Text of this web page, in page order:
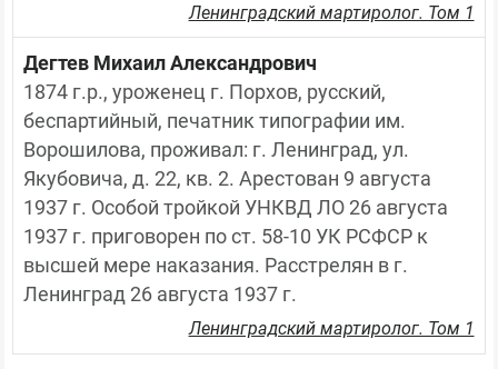
Ленинградский мартиролог. Том 1
Дегтев Михаил Александрович
1874 г.р., уроженец г. Порхов, русский,
беспартийный, печатник типографии им.
Ворошилова, проживал: г. Ленинград, ул.
Якубовича, д. 22, кв. 2. Арестован 9 августа
1937 г. Особой тройкой УНКВД ЛО 26 августа
1937 г. приговорен по ст. 58-10 УК РСФСР к
высшей мере наказания. Расстрелян в г.
Ленинград 26 августа 1937 г.
Ленинградский мартиролог. Том 1